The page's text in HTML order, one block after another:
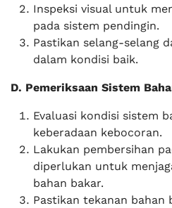
Inspeksi visual untuk
pada sistem pendingin.
Pastikan selang-selang
dalam kondisi baik.
D. Pemeriksaan Sistem
Evaluasi kondisi sistem
keberadaan kebocoran.
Lakukan pembersihan
diperlukan untuk
bahan bakar.
Pastikan tekanan bahan